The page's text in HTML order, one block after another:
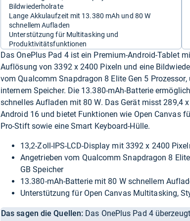
Bildwiederholrate
Lange Akkulaufzeit mit 13.380 mAh und 80 W
schnellem Aufladen
Unterstützung für Multitasking und
Produktivitätsfunktionen
Das OnePlus Pad 4 ist ein Premium-Android-Tablet
Auflösung von 3392 x 2400 Pixeln und eine
vom Qualcomm Snapdragon 8 Elite Gen 5
internem Speicher. Die 13.380-mAh-Batterie
schnelles Aufladen mit 80 W. Das Gerät misst 289,4
Android 16 und bietet Funktionen wie Open Canvas
Pro-Stift sowie eine Smart Keyboard-Hülle.
13,2-Zoll-IPS-LCD-Display mit 3392 x 2400
Angetrieben vom Qualcomm Snapdragon 8
GB Speicher
13.380-mAh-Batterie mit 80 W schnellem
Unterstützung für Open Canvas Multitasking,
Das sagen die Quellen: Das OnePlus Pad 4